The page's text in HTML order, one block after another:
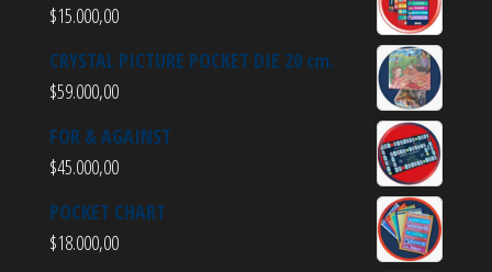
$15.000,00
CRYSTAL PICTURE POCKET DIE 20 cm.
$59.000,00
FOR & AGAINST
$45.000,00
POCKET CHART
$18.000,00